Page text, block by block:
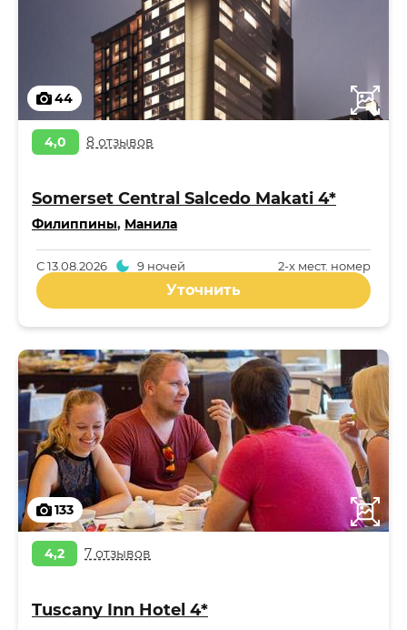
44
4,0 8 отзывов
Somerset Central Salcedo Makati 4*
Филиппины, Манила
2-x мест. номер
С13.08.2026 9 ночей
Уточнить
133
4,2 7 отзывов
Tuscany Inn Hotel 4*